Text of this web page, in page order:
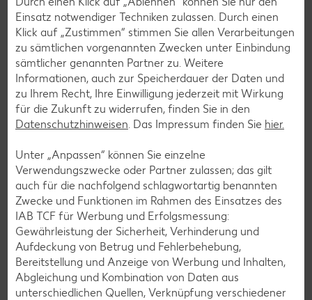
Messenger-Services – Jetzt kostenlos
anmelden
Mit unserem Messenger-Service erhältst du wöchentlich
unseren aktuellen Prospekt mit den neuesten Angeboten
per Messenger-App, Telegram, WhatsApp, Signal, Threema
oder Viber zugesendet.
Einsatz notwendiger Techniken zulassen. Durch einen
Klick auf „Zustimmen“ stimmen Sie allen Verarbeitungen
zu sämtlichen vorgenannten Zwecken unter Einbindung
sämtlicher genannten Partner zu. Weitere
Informationen, auch zur Speicherdauer der Daten und
zu Ihrem Recht, Ihre Einwilligung jederzeit mit Wirkung
für die Zukunft zu widerrufen, finden Sie in den
Datenschutzhinweisen. Das Impressum finden Sie hier.
Unter „Anpassen“ können Sie einzelne
Verwendungszwecke oder Partner zulassen; das gilt
auch für die nachfolgend schlagwortartig benannten
Zwecke und Funktionen im Rahmen des Einsatzes des
IAB TCF für Werbung und Erfolgsmessung:
Gewährleistung der Sicherheit, Verhinderung und
Aufdeckung von Betrug und Fehlerbehebung,
Bereitstellung und Anzeige von Werbung und Inhalten,
Abgleichung und Kombination von Daten aus
unterschiedlichen Quellen, Verknüpfung verschiedener